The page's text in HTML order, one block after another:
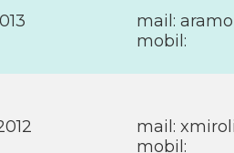
mail:
mobil:
mail:
mobil: